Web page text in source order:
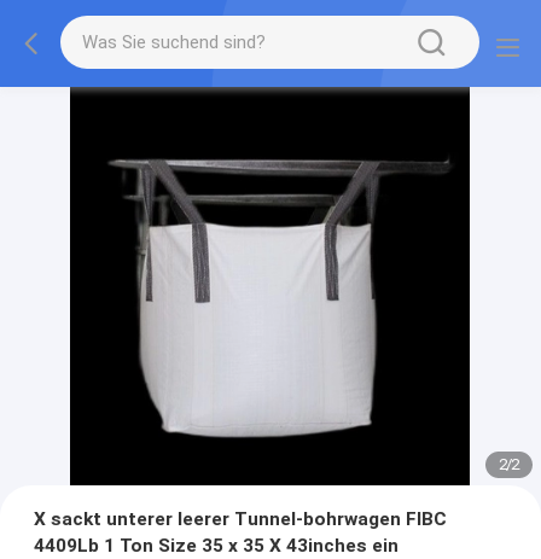
2/2
X sackt unterer leerer Tunnel-bohrwagen FIBC
4409Lb 1 Ton Size 35 x 35 X 43inches ein